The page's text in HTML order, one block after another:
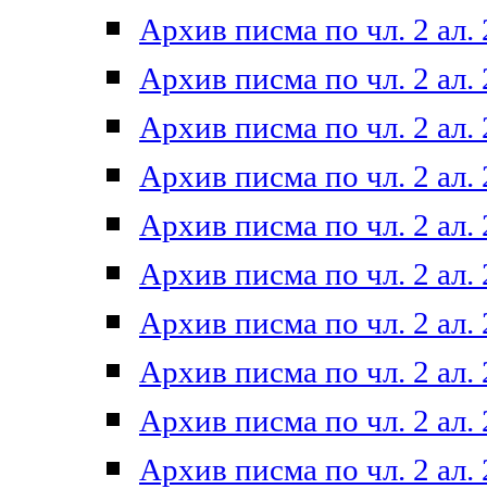
Архив писма по чл. 2 ал.
Архив писма по чл. 2 ал.
Архив писма по чл. 2 ал.
Архив писма по чл. 2 ал.
Архив писма по чл. 2 ал.
Архив писма по чл. 2 ал.
Архив писма по чл. 2 ал.
Архив писма по чл. 2 ал.
Архив писма по чл. 2 ал.
Архив писма по чл. 2 ал.